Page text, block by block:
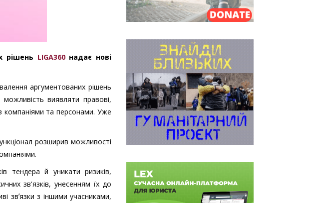
рішень LIGA360надає нові
аргументованих рішень
можливість виявляти правові,
з компаніями та персонами. Уже
розширив можливості
тендера й уникати ризиків,
зв'язків, унесенням їх до
звʼязки з іншими учасниками,